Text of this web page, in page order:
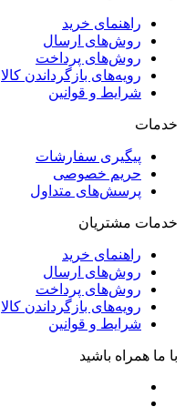
راهنمای خرید
روش‌های ارسال
روش‌های پرداخت
رویه‌های بازگرداندن کالا
شرایط و قوانین
خدمات
پیگیری سفارشات
حریم خصوصی
پرسش‌های متداول
خدمات مشتریان
راهنمای خرید
روش‌های ارسال
روش‌های پرداخت
رویه‌های بازگرداندن کالا
شرایط و قوانین
با ما همراه باشید